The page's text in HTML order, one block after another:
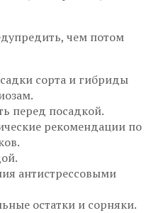
чем потом
сорта и гибриды
перед посадкой.
рекомендации по
антистрессовыми
остатки и сорняки.